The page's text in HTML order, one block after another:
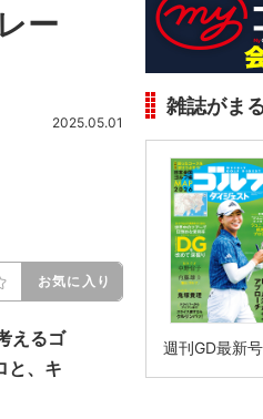
ー
2025.05.01
お気に入り
えるゴ
と、キ
雑誌がま
週刊GD最新号